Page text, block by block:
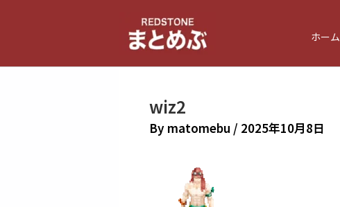
ス
ホーム
wiz2
By matomebu / 2025年10月8日